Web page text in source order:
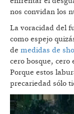
nos convidan los
La voracidad del
como espejo
de medidas de
cero bosque,
Porque estos
precariedad sólo